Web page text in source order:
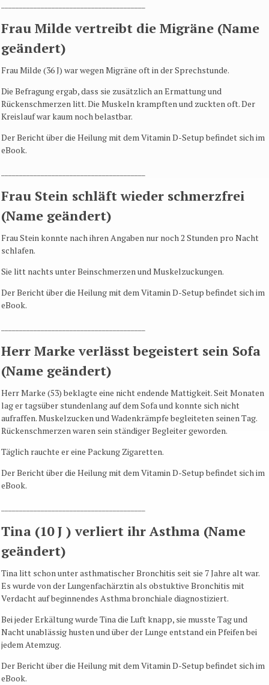
Frau Milde vertreibt die Migräne (Name
geändert)
Frau Milde (36 J) war wegen Migräne oft in der Sprechstunde.
Die Befragung ergab, dass sie zusätzlich an Ermattung und
Rückenschmerzen litt. Die Muskeln krampften und zuckten oft. Der
Kreislauf war kaum noch belastbar.
Der Bericht über die Heilung mit dem Vitamin D-Setup befindet sich im
eBook.
Frau Stein schläft wieder schmerzfrei
(Name geändert)
Frau Stein konnte nach ihren Angaben nur noch 2 Stunden pro Nacht
schlafen.
Sie litt nachts unter Beinschmerzen und Muskelzuckungen.
Der Bericht über die Heilung mit dem Vitamin D-Setup befindet sich im
eBook.
Herr Marke verlässt begeistert sein Sofa
(Name geändert)
Herr Marke (53) beklagte eine nicht endende Mattigkeit. Seit Monaten
lag er tagsüber stundenlang auf dem Sofa und konnte sich nicht
aufraffen. Muskelzucken und Wadenkrämpfe begleiteten seinen Tag.
Rückenschmerzen waren sein ständiger Begleiter geworden.
Täglich rauchte er eine Packung Zigaretten.
Der Bericht über die Heilung mit dem Vitamin D-Setup befindet sich im
eBook.
Tina (10 J ) verliert ihr Asthma (Name
geändert)
Tina litt schon unter asthmatischer Bronchitis seit sie 7 Jahre alt war.
Es wurde von der Lungenfachärztin als obstuktive Bronchitis mit
Verdacht auf beginnendes Asthma bronchiale diagnostiziert.
Bei jeder Erkältung wurde Tina die Luft knapp, sie musste Tag und
Nacht unablässig husten und über der Lunge entstand ein Pfeifen bei
jedem Atemzug.
Der Bericht über die Heilung mit dem Vitamin D-Setup befindet sich im
eBook.